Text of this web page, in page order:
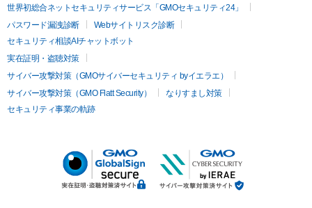
世界初総合ネットセキュリティサービス「GMOセキュリティ24」
パスワード漏洩診断
Webサイトリスク診断
セキュリティ相談AIチャットボット
実在証明・盗聴対策
サイバー攻撃対策（GMOサイバーセキュリティ byイエラエ）
サイバー攻撃対策（GMO Flatt Security）
なりすまし対策
セキュリティ事業の軌跡